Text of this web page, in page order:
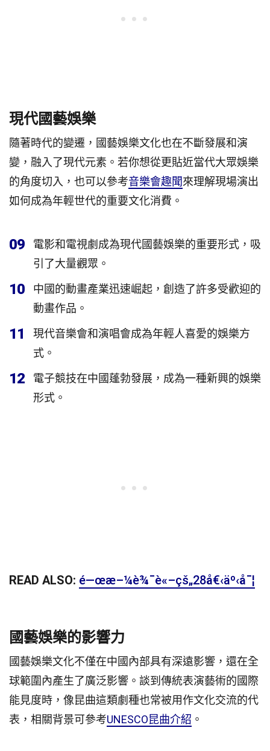
現代國藝娛樂
隨著時代的變遷，國藝娛樂文化也在不斷發展和演
變，融入了現代元素。若你想從更貼近當代大眾娛樂
的角度切入，也可以參考音樂會趣聞來理解現場演出
如何成為年輕世代的重要文化消費。
09
電影和電視劇成為現代國藝娛樂的重要形式，吸
引了大量觀眾。
10
中國的動畫產業迅速崛起，創造了許多受歡迎的
動畫作品。
11
現代音樂會和演唱會成為年輕人喜愛的娛樂方
式。
12
電子競技在中國蓬勃發展，成為一種新興的娛樂
形式。
READ ALSO: é—œæ–¼è¾¯è«–çš„28å€‹äº‹å¯¦
國藝娛樂的影響力
國藝娛樂文化不僅在中國內部具有深遠影響，還在全
球範圍內產生了廣泛影響。談到傳統表演藝術的國際
能見度時，像昆曲這類劇種也常被用作文化交流的代
表，相關背景可參考UNESCO昆曲介紹 。